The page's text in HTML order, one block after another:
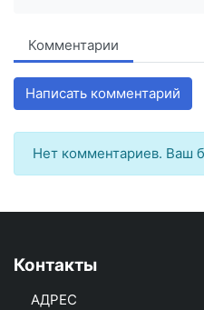
Комментарии
Написать комментарий
Нет комментариев. Ваш
Контакты
АДРЕС